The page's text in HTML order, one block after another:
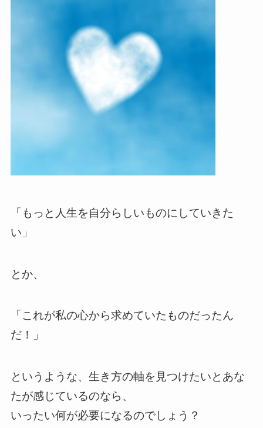
「もっと人生を自分らしいものにしていきた
い」
とか、
「これが私の心から求めていたものだったん
だ！」
というような、生き方の軸を見つけたいとあな
たが感じているのなら、
いったい何が必要になるのでしょう？